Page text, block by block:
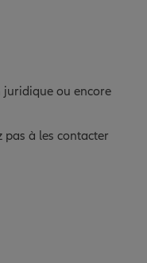
juridique ou encore
pas à les contacter